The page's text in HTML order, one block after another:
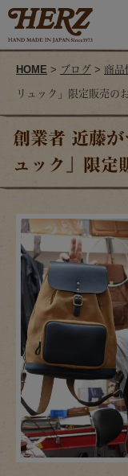
HOME > ブログ > 商品
リュック」限定販売の
創業者 近藤
ュック」限定